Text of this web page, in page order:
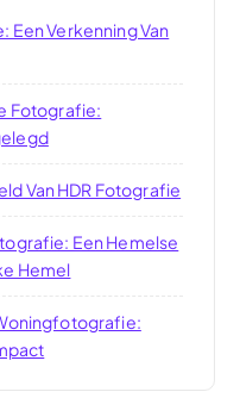
Een Verkenning Van
Fotografie:
Van HDR Fotografie
Een Hemelse
Hemel